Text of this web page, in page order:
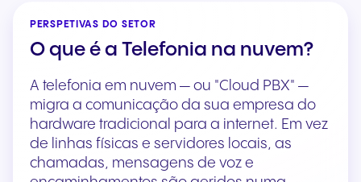
PERSPETIVAS DO SETOR
O que é a Telefonia na nuvem?
A telefonia em nuvem — ou "Cloud PBX" —
migra a comunicação da sua empresa do
hardware tradicional para a internet. Em vez
de linhas físicas e servidores locais, as
chamadas, mensagens de voz e